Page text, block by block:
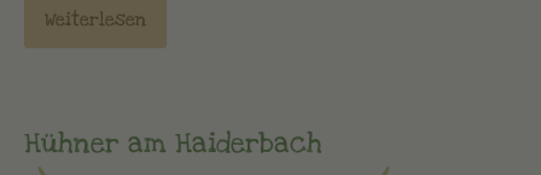
Weiterlesen
Hühner am Haiderbach